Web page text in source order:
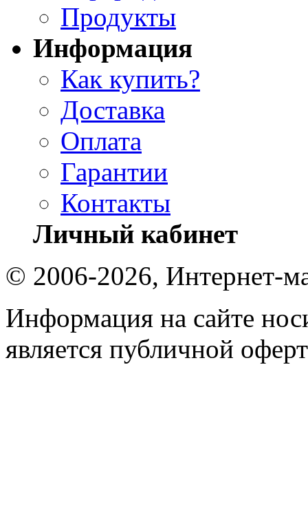
Продукты
Информация
Как купить?
Доставка
Оплата
Гарантии
Контакты
Личный кабинет
© 2006-2026, Интернет-
Информация на сайте
является публичной